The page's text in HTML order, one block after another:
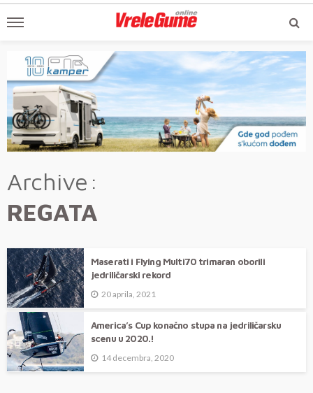
Archive
REGATA
Maserati i Flying Multi70 trimaran oborili
jedriličarski rekord
20 aprila, 2021
America’s Cup konačno stupa na jedriličarsku
scenu u 2020.!
14 decembra, 2020